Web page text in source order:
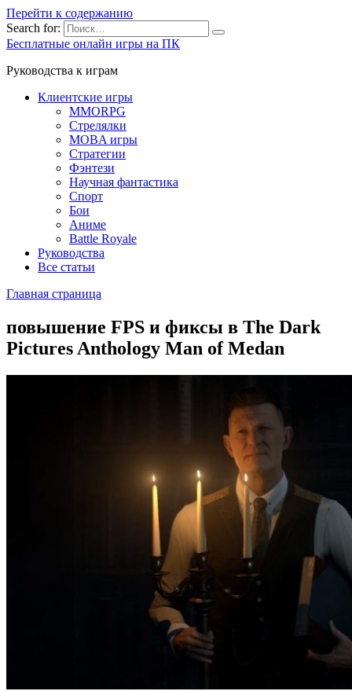
Перейти к содержанию
Search for:
Бесплатные онлайн игры на ПК
Руководства к играм
Клиентские игры
MMORPG
Стрелялки
MOBA игры
Стратегии
Фэнтези
Научная фантастика
Спорт
Бои
Аниме
Battle Royale
Руководства
Все статьи
Главная страница
повышение FPS и фиксы в The Dark
Pictures Anthology Man of Medan